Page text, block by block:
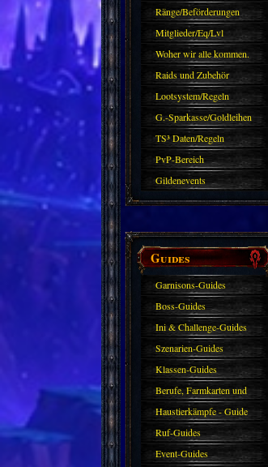
Ränge/Beförderungen
Mitglieder/Eq/Lvl
Woher wir alle kommen.
Raids und Zubehör
Lootsystem/Regeln
G.-Sparkasse/Goldleihen
TS³ Daten/Regeln
PvP-Bereich
Gildenevents
Guides
Garnisons-Guides
Boss-Guides
Ini & Challenge-Guides
Szenarien-Guides
Klassen-Guides
Berufe, Farmkarten und
Haustiere
Haustierkämpfe - Guide
Ruf-Guides
Event-Guides